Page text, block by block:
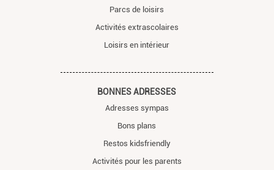
Parcs de loisirs
Activités extrascolaires
Loisirs en intérieur
BONNES ADRESSES
Adresses sympas
Bons plans
Restos kidsfriendly
Activités pour les parents